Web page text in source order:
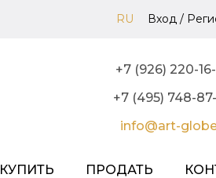
RU Вход /
+7 (926) 220-
+7 (495) 748-
info@art-
КУПИТЬ ПРОДАТЬ